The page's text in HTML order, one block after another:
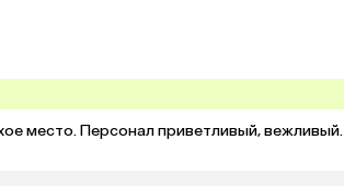
место. Персонал приветливый, вежливый.